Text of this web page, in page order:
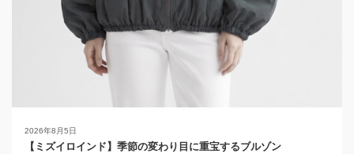
2026年8月5日
【ミズイロインド】季節の変わり目に重宝するブルゾン